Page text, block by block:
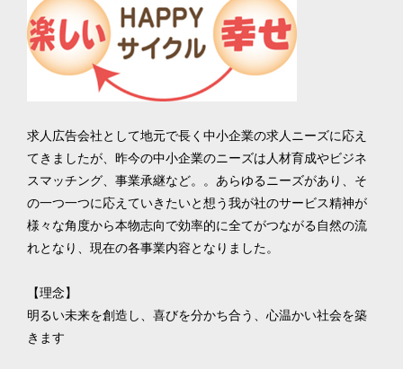
求人広告会社として地元で長く中小企業の求人ニーズに応え
てきましたが、昨今の中小企業のニーズは人材育成やビジネ
スマッチング、事業承継など。。あらゆるニーズがあり、そ
の一つ一つに応えていきたいと想う我が社のサービス精神が
様々な角度から本物志向で効率的に全てがつながる自然の流
れとなり、現在の各事業内容となりました。
【理念】
明るい未来を創造し、喜びを分かち合う、心温かい社会を築
きます